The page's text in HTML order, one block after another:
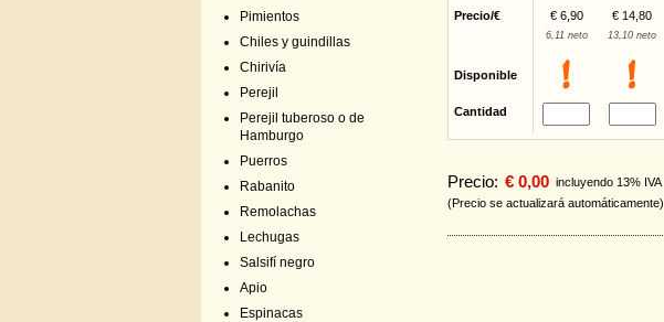
Pimientos
Chiles y guindillas
Chirivía
Perejil
Perejil tuberoso o de
Hamburgo
Puerros
Rabanito
Remolachas
Lechugas
Salsifí negro
Apio
Espinacas
Precio/€ € 6,90 € 14,80
6,11 neto 13,10 neto
Disponible
Cantidad
Precio: € 0,00 incluyendo 13% IVA
(Precio se actualizará automáticamente)